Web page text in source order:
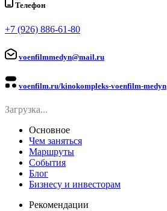
Телефон
+7 (926) 886-61-80
voenfilmmedyn@mail.ru
voenfilm.ru/kinokompleks-voenfilm-medyn
Загрузка...
Основное
Чем заняться
Маршруты
События
Блог
Бизнесу и инвесторам
Рекомендации